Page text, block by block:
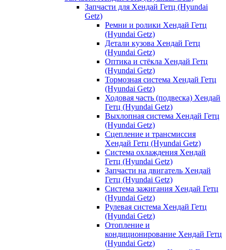
Запчасти для Хендай Гетц (Hyundai
Getz)
Ремни и ролики Хендай Гетц
(Hyundai Getz)
Детали кузова Хендай Гетц
(Hyundai Getz)
Оптика и стёкла Хендай Гетц
(Hyundai Getz)
Тормозная система Хендай Гетц
(Hyundai Getz)
Ходовая часть (подвеска) Хендай
Гетц (Hyundai Getz)
Выхлопная система Хендай Гетц
(Hyundai Getz)
Сцепление и трансмиссия
Хендай Гетц (Hyundai Getz)
Система охлаждения Хендай
Гетц (Hyundai Getz)
Запчасти на двигатель Хендай
Гетц (Hyundai Getz)
Система зажигания Хендай Гетц
(Hyundai Getz)
Рулевая система Хендай Гетц
(Hyundai Getz)
Отопление и
кондиционирование Хендай Гетц
(Hyundai Getz)